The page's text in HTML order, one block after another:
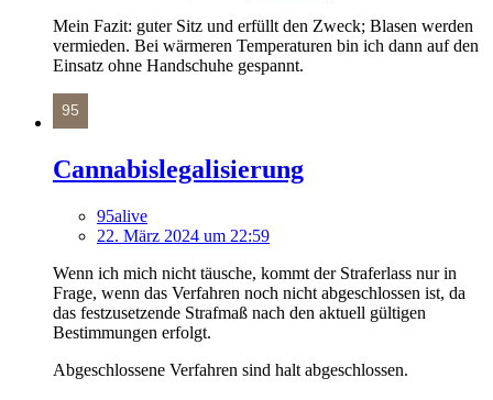
Mein Fazit: guter Sitz und erfüllt den Zweck; Blasen werden
vermieden. Bei wärmeren Temperaturen bin ich dann auf den
Einsatz ohne Handschuhe gespannt.
Cannabislegalisierung
95alive
22. März 2024 um 22:59
Wenn ich mich nicht täusche, kommt der Straferlass nur in
Frage, wenn das Verfahren noch nicht abgeschlossen ist, da
das festzusetzende Strafmaß nach den aktuell gültigen
Bestimmungen erfolgt.
Abgeschlossene Verfahren sind halt abgeschlossen.